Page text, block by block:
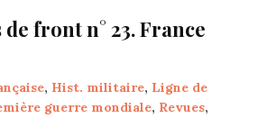
front n° 23. France
, Hist. militaire, Ligne de
guerre mondiale, Revues,